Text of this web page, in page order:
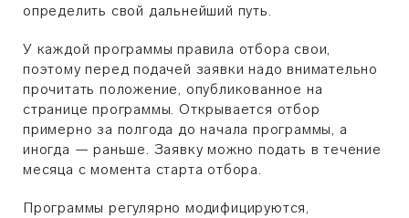
определить свой дальнейший путь.
У каждой программы правила отбора свои,
поэтому перед подачей заявки надо внимательно
прочитать положение, опубликованное на
странице программы. Открывается отбор
примерно за полгода до начала программы, а
иногда — раньше. Заявку можно подать в течение
месяца с момента старта отбора.
Программы регулярно модифицируются,